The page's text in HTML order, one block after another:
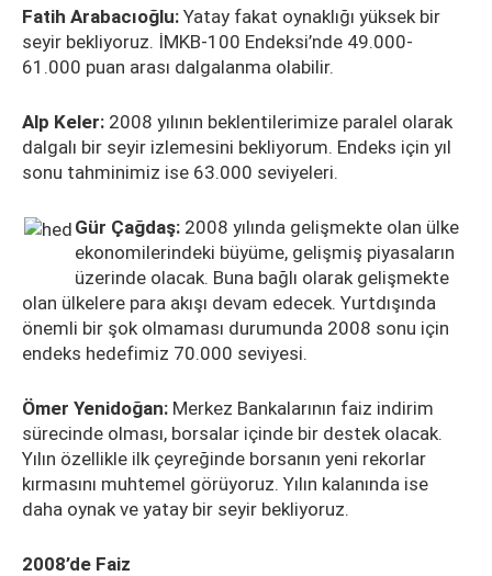
Fatih Arabacıoğlu: Yatay fakat oynaklığı yüksek bir
seyir bekliyoruz. İMKB-100 Endeksi’nde 49.000-
61.000 puan arası dalgalanma olabilir.
Alp Keler: 2008 yılının beklentilerimize paralel olarak
dalgalı bir seyir izlemesini bekliyorum. Endeks için yıl
sonu tahminimiz ise 63.000 seviyeleri.
Gür Çağdaş: 2008 yılında gelişmekte olan ülke
ekonomilerindeki büyüme, gelişmiş piyasaların
üzerinde olacak. Buna bağlı olarak gelişmekte
olan ülkelere para akışı devam edecek. Yurtdışında
önemli bir şok olmaması durumunda 2008 sonu için
endeks hedefimiz 70.000 seviyesi.
Ömer Yenidoğan: Merkez Bankalarının faiz indirim
sürecinde olması, borsalar içinde bir destek olacak.
Yılın özellikle ilk çeyreğinde borsanın yeni rekorlar
kırmasını muhtemel görüyoruz. Yılın kalanında ise
daha oynak ve yatay bir seyir bekliyoruz.
2008’de Faiz